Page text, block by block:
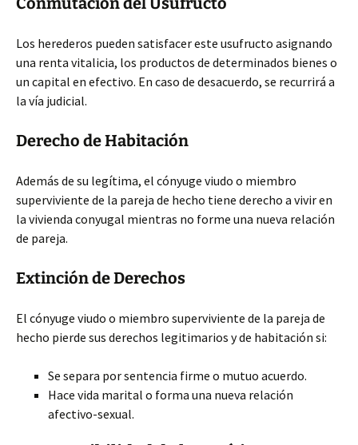
Los herederos pueden satisfacer este usufructo asignando
una renta vitalicia, los productos de determinados bienes o
un capital en efectivo. En caso de desacuerdo, se recurrirá a
la vía judicial.
Derecho de Habitación
Además de su legítima, el cónyuge viudo o miembro
superviviente de la pareja de hecho tiene derecho a vivir en
la vivienda conyugal mientras no forme una nueva relación
de pareja.
Extinción de Derechos
El cónyuge viudo o miembro superviviente de la pareja de
hecho pierde sus derechos legitimarios y de habitación si:
Se separa por sentencia firme o mutuo acuerdo.
Hace vida marital o forma una nueva relación
afectivo-sexual.